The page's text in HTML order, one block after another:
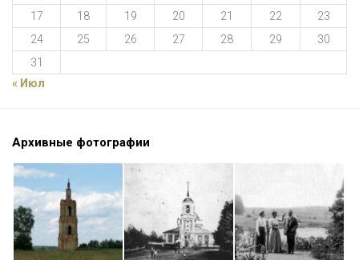
17
18 19 20 21 22
23
24
25 26 27 28 29
30
31
« Июл
Архивные фотографии